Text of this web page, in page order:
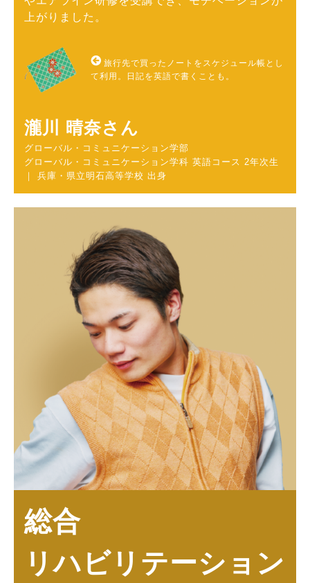
上がりました。
旅行先で買ったノートをスケジュール帳とし
て利用。日記を英語で書くことも。
瀧川 晴奈さん
グローバル・コミュニケーション学部
グローバル・コミュニケーション学科 英語コース 2年次生
｜ 兵庫・県立明石高等学校 出身
総合
リハビリテーション